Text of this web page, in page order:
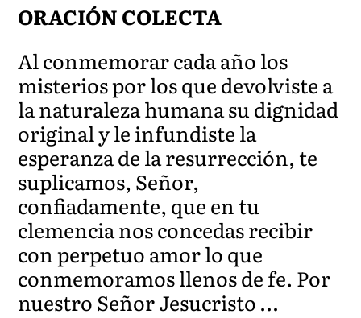
ORACIÓN COLECTA
Al conmemorar cada año los
misterios por los que devolviste a
la naturaleza humana su dignidad
original y le infundiste la
esperanza de la resurrección, te
suplicamos, Señor,
confiadamente, que en tu
clemencia nos concedas recibir
con perpetuo amor lo que
conmemoramos llenos de fe. Por
nuestro Señor Jesucristo …